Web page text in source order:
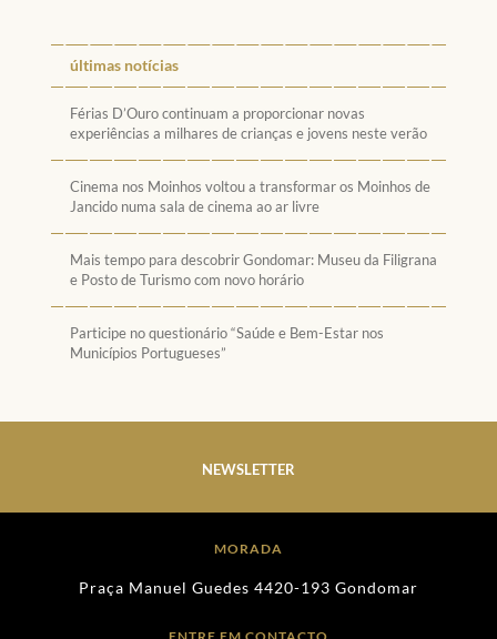
últimas notícias
Férias D’Ouro continuam a proporcionar novas
experiências a milhares de crianças e jovens neste verão
Cinema nos Moinhos voltou a transformar os Moinhos de
Jancido numa sala de cinema ao ar livre
Mais tempo para descobrir Gondomar: Museu da Filigrana
e Posto de Turismo com novo horário
Participe no questionário “Saúde e Bem-Estar nos
Municípios Portugueses”
NEWSLETTER
MORADA
Praça Manuel Guedes 4420-193 Gondomar